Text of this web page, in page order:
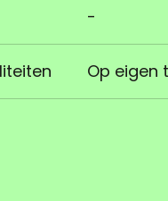
-
Op eigen